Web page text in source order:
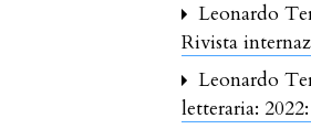
Leonardo
Rivista
Leonardo
letteraria: